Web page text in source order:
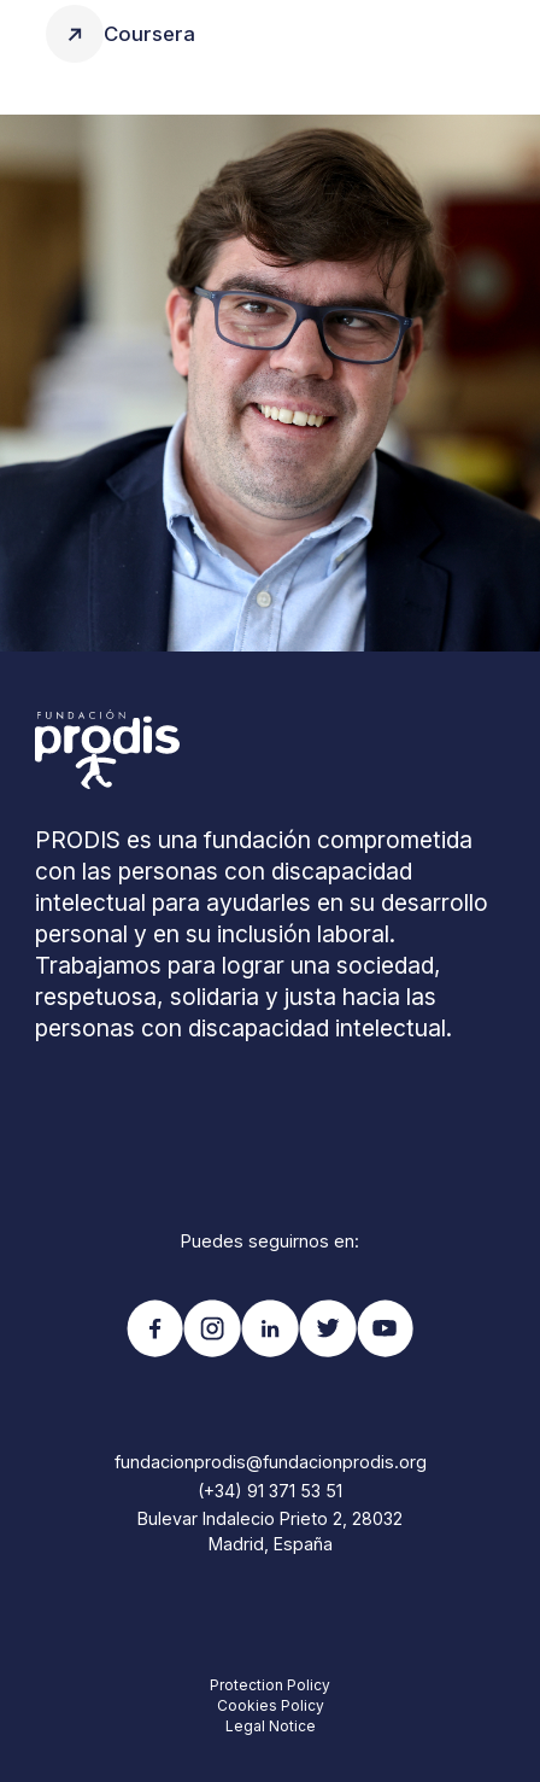
Coursera
PRODIS es una fundación comprometida
con las personas con discapacidad
intelectual para ayudarles en su desarrollo
personal y en su inclusión laboral.
Trabajamos para lograr una sociedad,
respetuosa, solidaria y justa hacia las
personas con discapacidad intelectual.
Puedes seguirnos en:
fundacionprodis@fundacionprodis.org
(+34) 91 371 53 51
Bulevar Indalecio Prieto 2, 28032
Madrid, España
Protection Policy
Cookies Policy
Legal Notice